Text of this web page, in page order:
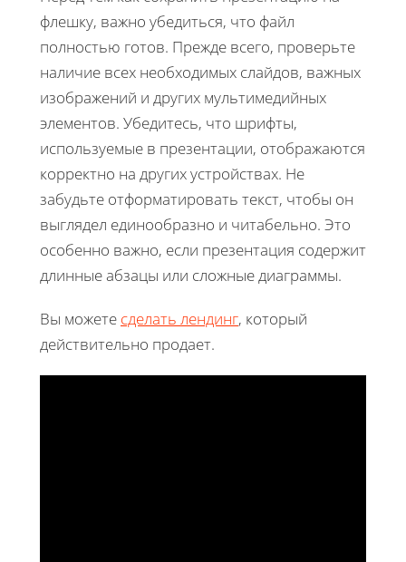
флешку, важно убедиться, что файл
полностью готов. Прежде всего, проверьте
наличие всех необходимых слайдов, важных
изображений и других мультимедийных
элементов. Убедитесь, что шрифты,
используемые в презентации, отображаются
корректно на других устройствах. Не
забудьте отформатировать текст, чтобы он
выглядел единообразно и читабельно. Это
особенно важно, если презентация содержит
длинные абзацы или сложные диаграммы.
Вы можете сделать лендинг, который
действительно продает.